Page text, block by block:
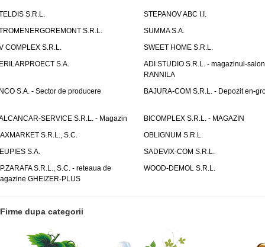
S.R.L.
STEPANOV ABC I.I.
S.R.L.
SUMMA S.A.
COMPLEX S.R.L.
SWEET HOME S.R.L.
S.A.
ADI STUDIO S.R.L. - magazinul-salon
RANNILA
S.A. - Sector de producere
BAJURA-COM S.R.L. - Depozit en-
SERVICE S.R.L. - Magazin
BICOMPLEX S.R.L. - MAGAZIN
S.R.L., S.C.
OBLIGNUM S.R.L.
S.A.
SADEVIX-COM S.R.L.
S.R.L., S.C. - reteaua de
GHEIZER-PLUS
WOOD-DEMOL S.R.L.
Firme dupa categorii